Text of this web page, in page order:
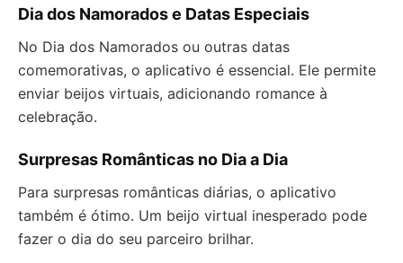
Dia dos Namorados e Datas Especiais
No Dia dos Namorados ou outras datas
comemorativas, o aplicativo é essencial. Ele permite
enviar beijos virtuais, adicionando romance à
celebração.
Surpresas Românticas no Dia a Dia
Para surpresas românticas diárias, o aplicativo
também é ótimo. Um beijo virtual inesperado pode
fazer o dia do seu parceiro brilhar.